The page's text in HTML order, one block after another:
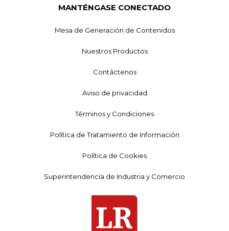
MANTÉNGASE CONECTADO
Mesa de Generación de Contenidos
Nuestros Productos
Contáctenos
Aviso de privacidad
Términos y Condiciones
Política de Tratamiento de Información
Política de Cookies
Superintendencia de Industria y Comercio